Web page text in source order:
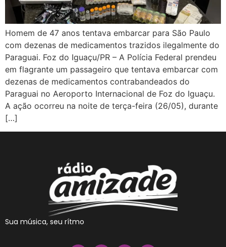
Homem de 47 anos tentava embarcar para São Paulo
com dezenas de medicamentos trazidos ilegalmente do
Paraguai. Foz do Iguaçu/PR – A Polícia Federal prendeu
em flagrante um passageiro que tentava embarcar com
dezenas de medicamentos contrabandeados do
Paraguai no Aeroporto Internacional de Foz do Iguaçu.
A ação ocorreu na noite de terça-feira (26/05), durante
[…]
Sua música, seu rítmo